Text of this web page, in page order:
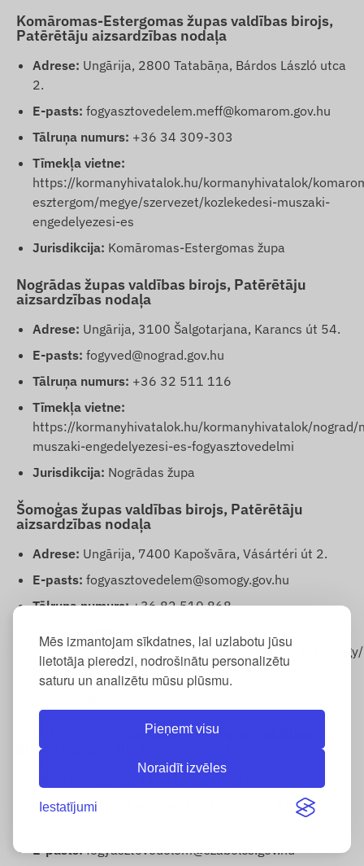
Mēs izmantojam sīkdatnes, lai uzlabotu jūsu
lietotāja pieredzi, nodrošinātu personalizētu
saturu un analizētu mūsu plūsmu.
Pieņemt visu
Noraidīt izvēles
Iestatījumi
Komāromas-Estergomas župas valdības birojs,
Patērētāju aizsardzības nodaļa
Adrese: Ungārija, 2800 Tatabāņa, Bárdos László utca
2.
E-pasts: fogyasztovedelem.meff@komarom.gov.hu
Tālruņa numurs: +36 34 309-303
Tīmekļa vietne:
https://kormanyhivatalok.hu/kormanyhivatalok/
esztergom/megye/szervezet/kozlekedesi-muszaki-
engedelyezesi-es
Jurisdikcija: Komāromas-Estergomas župa
Nogrādas župas valdības birojs, Patērētāju
aizsardzības nodaļa
Adrese: Ungārija, 3100 Šalgotarjana, Karancs út 54.
E-pasts: fogyved@nograd.gov.hu
Tālruņa numurs: +36 32 511 116
Tīmekļa vietne:
https://kormanyhivatalok.hu/kormanyhivatalok/nograd/
muszaki-engedelyezesi-es-fogyasztovedelmi
Jurisdikcija: Nogrādas župa
Šomoģas župas valdības birojs, Patērētāju
aizsardzības nodaļa
Adrese: Ungārija, 7400 Kapošvāra, Vásártéri út 2.
E-pasts: fogyasztovedelem@somogy.gov.hu
Tālruņa numurs:+36 82 510 868
https://kormanyhivatalok.hu/kormanyhivatalok/
muszaki-engedelyezesi-meresugyi-es
Sabolčas-Satmaras-Beregas župas valdības
birojs, Patērētāju aizsardzības nodaļa
Korespondences adrese:
Ungārija, 4401 Ņīreģhāza,
E-pasts:fogyasztovedelem@szabolcs.gov.hu